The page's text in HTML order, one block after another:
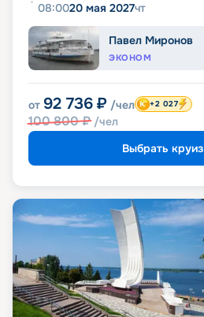
08:0020 мая 2027чт
Павел Миронов
ЭКОНОМ
от 92 736 ₽ /чел
100 800₽ /чел
+2 027
Выбрать круиз